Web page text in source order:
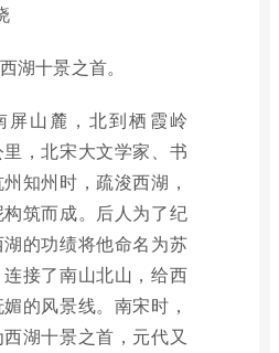
湖十景之首。
屏山麓，北到栖霞岭
，北宋大文学家、书
知州时，疏浚西湖，
筑而成。后人为了纪
的功绩将他命名为苏
接了南山北山，给西
的风景线。南宋时，
湖十景之首，元代又